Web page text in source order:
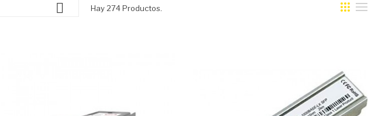
 Hay 274 Productos.